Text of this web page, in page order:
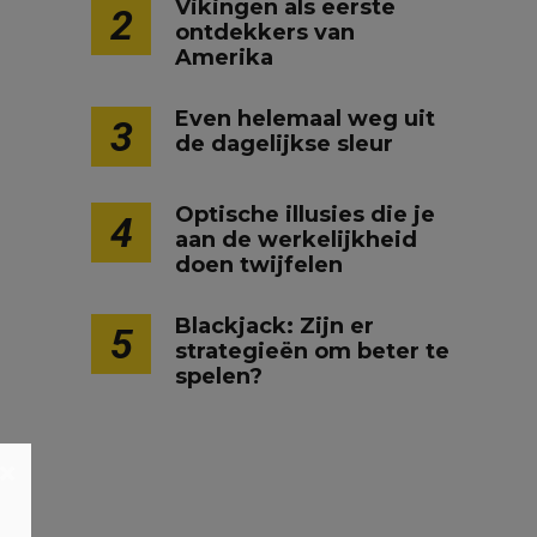
2
Vikingen als eerste
ontdekkers van
Amerika
3
Even helemaal weg uit
de dagelijkse sleur
4
Optische illusies die je
aan de werkelijkheid
doen twijfelen
5
Blackjack: Zijn er
strategieën om beter te
spelen?